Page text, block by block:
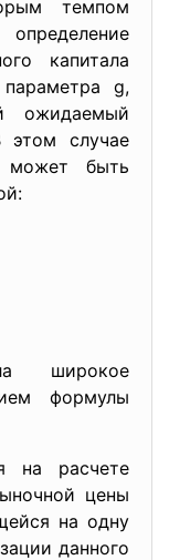
темпом
капитала
параметра g,
ожидаемый
этом случае
может быть
широкое
формулы
на расчете
цены
на одну
данного